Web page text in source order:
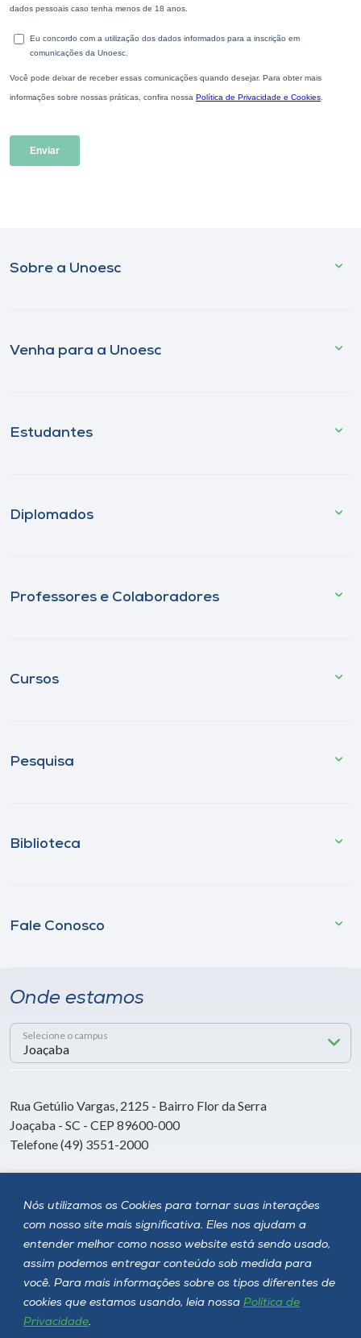
Nós utilizamos os Cookies para tornar suas interações
com nosso site mais significativa. Eles nos ajudam a
entender melhor como nosso website está sendo usado,
assim podemos entregar conteúdo sob medida para
você. Para mais informações sobre os tipos diferentes de
cookies que estamos usando, leia nossa Política de
Privacidade.
Sobre a Unoesc
Venha para a Unoesc
Estudantes
Diplomados
Professores e Colaboradores
Cursos
Pesquisa
Biblioteca
Fale Conosco
Onde estamos
Selecione o campus
Rua Getúlio Vargas, 2125 - Bairro Flor da Serra
Joaçaba - SC - CEP 89600-000
Telefone (49) 3551-2000
Siga a Unoesc